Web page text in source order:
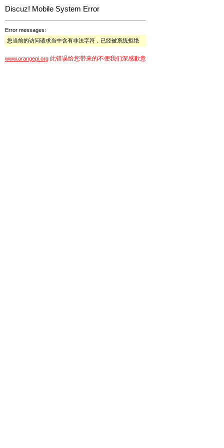
Discuz! Mobile System Error
Error messages:
您当前的访问请求当中含有非法字符，已经被系统拒绝
www.orangepi.org 此错误给您带来的不便我们深感歉意